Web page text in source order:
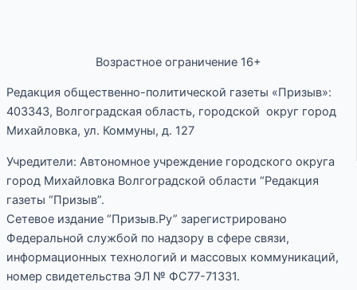
Возрастное ограничение 16+
Редакция общественно-политической газеты «Призыв»:
403343, Волгоградская область, городской округ город
Михайловка, ул. Коммуны, д. 127
Учредители: Автономное учреждение городского округа
город Михайловка Волгоградской области “Редакция
газеты “Призыв”.
Сетевое издание “Призыв.Ру” зарегистрировано
Федеральной службой по надзору в сфере связи,
информационных технологий и массовых коммуникаций,
номер свидетельства ЭЛ № ФС77-71331.